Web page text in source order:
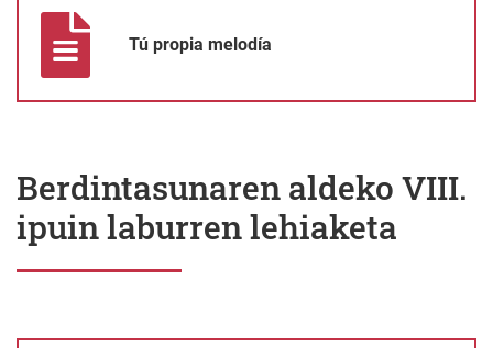
Tú propia melodía
Berdintasunaren aldeko VIII.
ipuin laburren lehiaketa